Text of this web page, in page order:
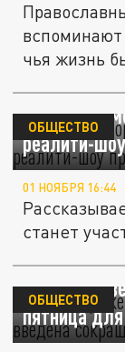
чья жизнь
Житель
реалити-
ОБЩЕСТВО
01 НОЯБРЯ 16:44
станет
По
Кузбассе
пятница
ОБЩЕСТВО